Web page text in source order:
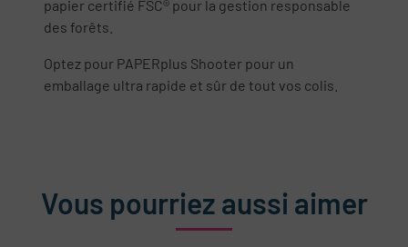
papier certifié FSC® pour la gestion responsable
des forêts.
Optez pour PAPERplus Shooter pour un
emballage ultra rapide et sûr de tout vos colis.
Vous pourriez aussi aimer